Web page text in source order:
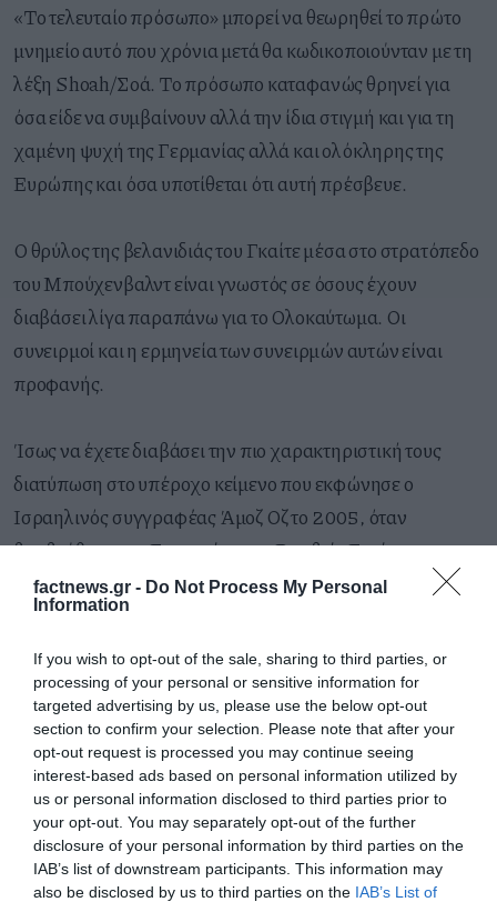
factnews.gr - Do Not Process My Personal
Information
If you wish to opt-out of the sale, sharing to third parties, or
processing of your personal or sensitive information for
targeted advertising by us, please use the below opt-out
section to confirm your selection. Please note that after your
opt-out request is processed you may continue seeing
interest-based ads based on personal information utilized by
us or personal information disclosed to third parties prior to
your opt-out. You may separately opt-out of the further
disclosure of your personal information by third parties on the
IAB’s list of downstream participants. This information may
also be disclosed by us to third parties on the IAB’s List of
«Το τελευταίο πρόσωπο» μπορεί να θεωρηθεί το πρώτο
μνημείο αυτό που χρόνια μετά θα κωδικοποιούνταν με τη
λέξη Shoah/Σοά. Το πρόσωπο καταφανώς θρηνεί για
όσα είδε να συμβαίνουν αλλά την ίδια στιγμή και για τη
χαμένη ψυχή της Γερμανίας αλλά και ολόκληρης της
Ευρώπης και όσα υποτίθεται ότι αυτή πρέσβευε.
Ο θρύλος της βελανιδιάς του Γκαίτε μέσα στο στρατόπεδο
του Μπούχενβαλντ είναι γνωστός σε όσους έχουν
διαβάσει λίγα παραπάνω για το Ολοκαύτωμα. Οι
συνειρμοί και η ερμηνεία των συνειρμών αυτών είναι
προφανής.
Ίσως να έχετε διαβάσει την πιο χαρακτηριστική τους
διατύπωση στο υπέροχο κείμενο που εκφώνησε ο
Ισραηλινός συγγραφέας Άμοζ Οζ το 2005, όταν
βραβεύθηκε στη Γερμανία με το Βραβείο Γκαίτε και
αναφέρθηκε, βέβαια, στην ιστορία της βελανιδιάς: «Οι
Ναζί δεν κατέστρεψαν μόνο τους άλλους. Το μίσος τους
κατέστρεψε την ίδια την ψυχή της Γερμανίας», είχε πει
τότε ο Οζ.
Το μίσος καταστρέφει αυτόν που το θρέφει αλλά και την
κουλτούρα, «την ψυχή», της κοινωνίας που το ανέχεται.
Ας μείνει και αυτό το μάθημα αιώνιο κτήμα της
ανθρωπότητας.